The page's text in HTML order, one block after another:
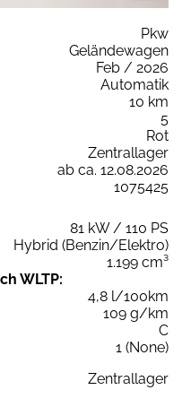
Pkw
Geländewagen
Feb / 2026
Automatik
10 km
5
Rot
Zentrallager
ab ca. 12.08.2026
1075425
81 kW / 110 PS
Hybrid (Benzin/Elektro)
1.199 cm³
WLTP:
4,8 l/100km
109 g/km
C
1 (None)
Zentrallager